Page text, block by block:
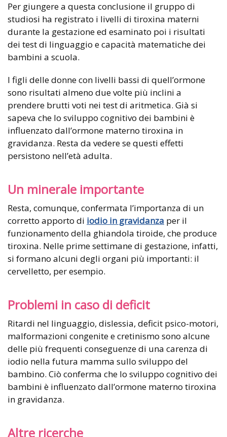
Per giungere a questa conclusione il gruppo di
studiosi ha registrato i livelli di tiroxina materni
durante la gestazione ed esaminato poi i risultati
dei test di linguaggio e capacità matematiche dei
bambini a scuola.
I figli delle donne con livelli bassi di quell’ormone
sono risultati almeno due volte più inclini a
prendere brutti voti nei test di aritmetica. Già si
sapeva che lo sviluppo cognitivo dei bambini è
influenzato dall’ormone materno tiroxina in
gravidanza. Resta da vedere se questi effetti
persistono nell’età adulta.
Un minerale importante
Resta, comunque, confermata l’importanza di un
corretto apporto di iodio in gravidanza per il
funzionamento della ghiandola tiroide, che produce
tiroxina. Nelle prime settimane di gestazione, infatti,
si formano alcuni degli organi più importanti: il
cervelletto, per esempio.
Problemi in caso di deficit
Ritardi nel linguaggio, dislessia, deficit psico-motori,
malformazioni congenite e cretinismo sono alcune
delle più frequenti conseguenze di una carenza di
iodio nella futura mamma sullo sviluppo del
bambino. Ciò conferma che lo sviluppo cognitivo dei
bambini è influenzato dall’ormone materno tiroxina
in gravidanza.
Altre ricerche